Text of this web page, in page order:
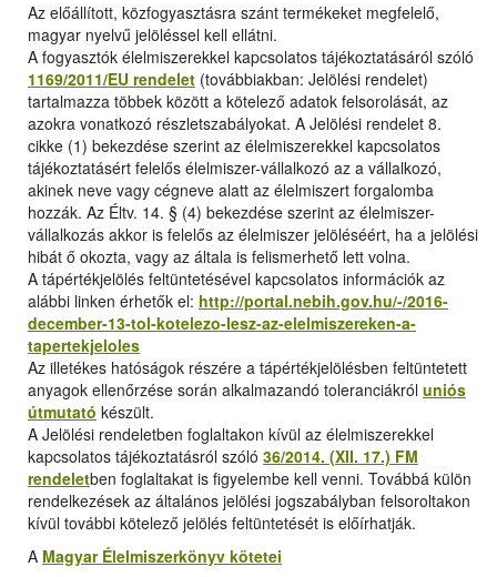
Az előállított, közfogyasztásra szánt termékeket megfelelő,
magyar nyelvű jelöléssel kell ellátni.
A fogyasztók élelmiszerekkel kapcsolatos tájékoztatásáról szóló
1169/2011/EU rendelet (továbbiakban: Jelölési rendelet)
tartalmazza többek között a kötelező adatok felsorolását, az
azokra vonatkozó részletszabályokat. A Jelölési rendelet 8.
cikke (1) bekezdése szerint az élelmiszerekkel kapcsolatos
tájékoztatásért felelős élelmiszer-vállalkozó az a vállalkozó,
akinek neve vagy cégneve alatt az élelmiszert forgalomba
hozzák. Az Éltv. 14. § (4) bekezdése szerint az élelmiszer-
vállalkozás akkor is felelős az élelmiszer jelöléséért, ha a jelölési
hibát ő okozta, vagy az általa is felismerhető lett volna.
A tápértékjelölés feltüntetésével kapcsolatos információk az
alábbi linken érhetők el: http://portal.nebih.gov.hu/-/2016-
december-13-tol-kotelezo-lesz-az-elelmiszereken-a-
tapertekjeloles
Az illetékes hatóságok részére a tápértékjelölésben feltüntetett
anyagok ellenőrzése során alkalmazandó toleranciákról uniós
útmutató készült.
A Jelölési rendeletben foglaltakon kívül az élelmiszerekkel
kapcsolatos tájékoztatásról szóló 36/2014. (XII. 17.) FM
rendeletben foglaltakat is figyelembe kell venni. Továbbá külön
rendelkezések az általános jelölési jogszabályban felsoroltakon
kívül további kötelező jelölés feltüntetését is előírhatják.
A Magyar Élelmiszerkönyv kötetei